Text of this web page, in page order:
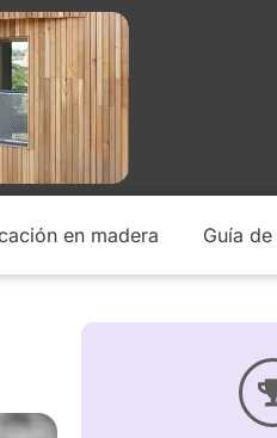
en madera Guía